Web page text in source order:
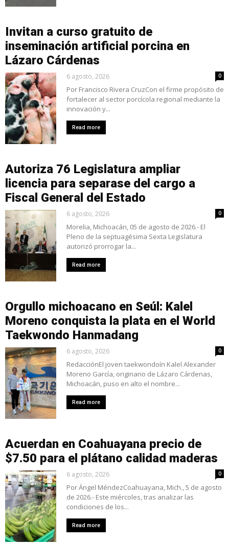
Invitan a curso gratuito de
inseminación artificial porcina en
Lázaro Cárdenas
6 agosto, 2026 0
Por Francisco Rivera CruzCon el firme propósito de
fortalecer al sector porcícola regional mediante la
innovación y...
Read more
Autoriza 76 Legislatura ampliar
licencia para separase del cargo a
Fiscal General del Estado
6 agosto, 2026 0
Morelia, Michoacán, 05 de agosto de 2026.- El
Pleno de la septuagésima Sexta Legislatura
autorizó prorrogar la...
Read more
Orgullo michoacano en Seúl: Kalel
Moreno conquista la plata en el World
Taekwondo Hanmadang
6 agosto, 2026 0
RedacciónEl joven taekwondoín Kalel Alexander
Moreno García, originario de Lázaro Cárdenas,
Michoacán, puso en alto el nombre...
Read more
Acuerdan en Coahuayana precio de
$7.50 para el plátano calidad maderas
6 agosto, 2026 0
Por Ángel MéndezCoahuayana, Mich., 5 de agosto
de 2026.- Este miércoles, tras analizar las
condiciones de los...
Read more